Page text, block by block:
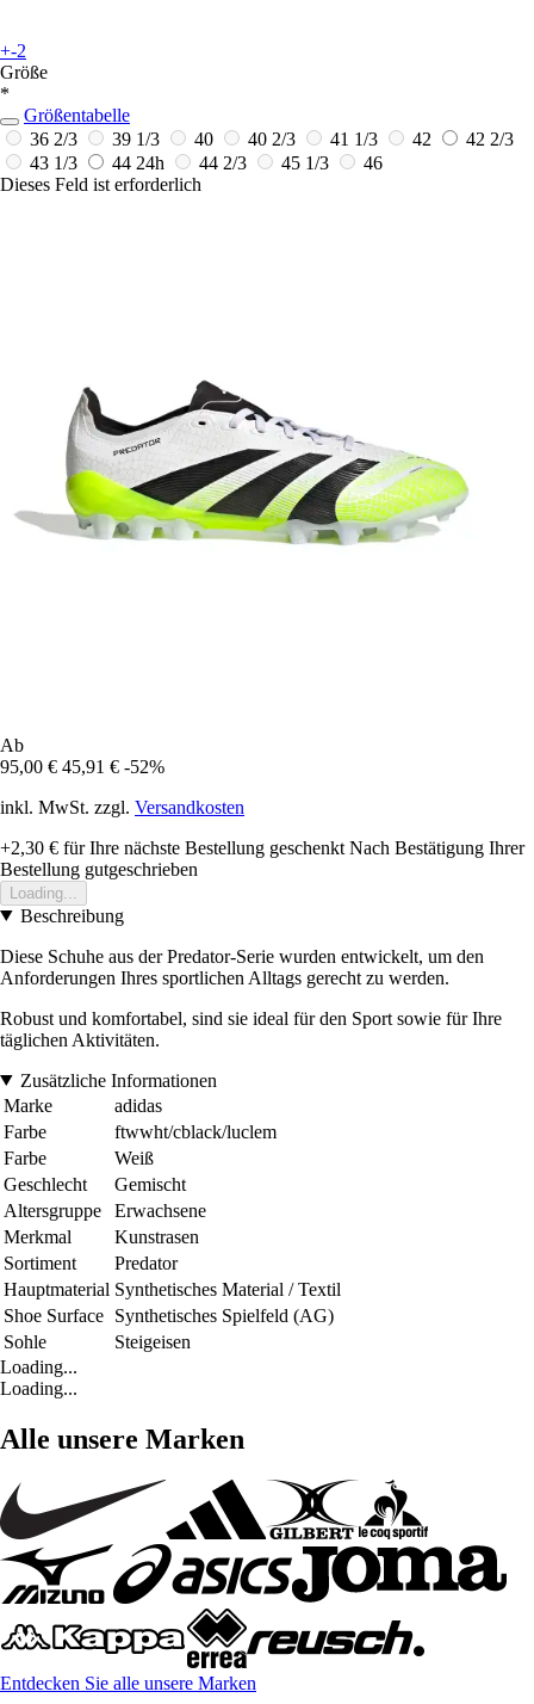
+-2
Größe
*
Größentabelle
36 2/3
39 1/3 40 40 2/3 41 1/3 42
42 2/3
43 1/3
44 24h 44 2/3 45 1/3
46
Dieses Feld ist erforderlich
Ab
95,00 € 45,91 € -52%
inkl. MwSt. zzgl. Versandkosten
+2,30 € für Ihre nächste Bestellung geschenkt Nach Bestätigung Ihrer
Bestellung gutgeschrieben
Loading...
Beschreibung
Diese Schuhe aus der Predator-Serie wurden entwickelt, um den
Anforderungen Ihres sportlichen Alltags gerecht zu werden.
Robust und komfortabel, sind sie ideal für den Sport sowie für Ihre
täglichen Aktivitäten.
Zusätzliche Informationen
Marke
adidas
Farbe
ftwwht/cblack/luclem
Farbe
Weiß
Geschlecht
Gemischt
Altersgruppe
Erwachsene
Merkmal
Kunstrasen
Sortiment
Predator
Hauptmaterial Synthetisches Material / Textil
Shoe Surface Synthetisches Spielfeld (AG)
Sohle
Steigeisen
Loading...
Loading...
Alle unsere Marken
Entdecken Sie alle unsere Marken